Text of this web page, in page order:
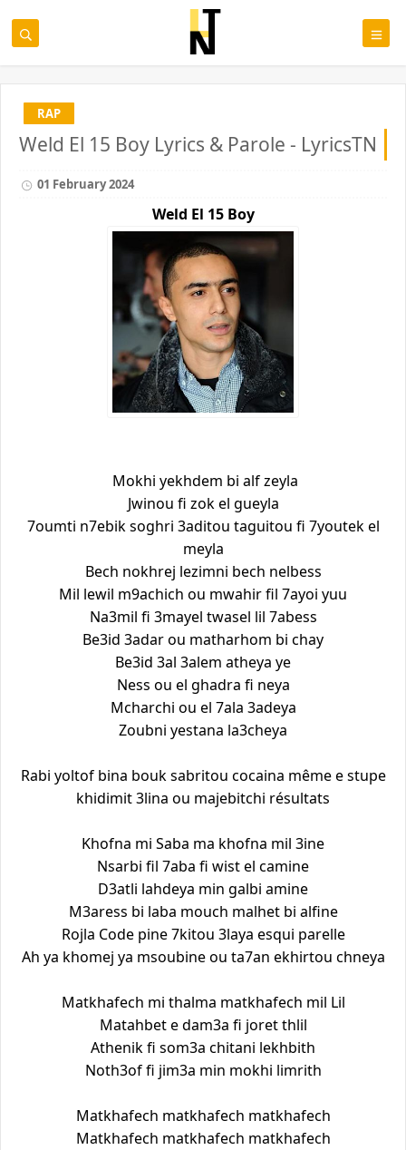
RAP
Weld El 15 Boy Lyrics & Parole - LyricsTN
01 February 2024
Weld El 15 Boy
Mokhi yekhdem bi alf zeyla
Jwinou fi zok el gueyla
7oumti n7ebik soghri 3aditou taguitou fi 7youtek el
meyla
Bech nokhrej lezimni bech nelbess
Mil lewil m9achich ou mwahir fil 7ayoi yuu
Na3mil fi 3mayel twasel lil 7abess
Be3id 3adar ou matharhom bi chay
Be3id 3al 3alem atheya ye
Ness ou el ghadra fi neya
Mcharchi ou el 7ala 3adeya
Zoubni yestana la3cheya
Rabi yoltof bina bouk sabritou cocaina même e stupe
khidimit 3lina ou majebitchi résultats
Khofna mi Saba ma khofna mil 3ine
Nsarbi fil 7aba fi wist el camine
D3atli lahdeya min galbi amine
M3aress bi laba mouch malhet bi alfine
Rojla Code pine 7kitou 3laya esqui parelle
Ah ya khomej ya msoubine ou ta7an ekhirtou chneya
Matkhafech mi thalma matkhafech mil Lil
Matahbet e dam3a fi joret thlil
Athenik fi som3a chitani lekhbith
Noth3of fi jim3a min mokhi limrith
Matkhafech matkhafech matkhafech
Matkhafech matkhafech matkhafech